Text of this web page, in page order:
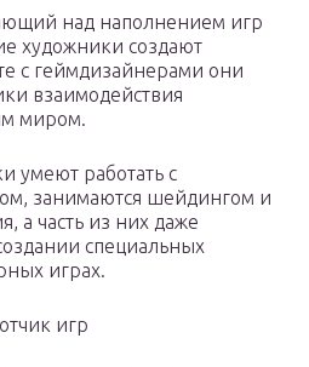
над наполнением игр
художники создают
с геймдизайнерами они
взаимодействия
миром.
умеют работать с
занимаются шейдингом и
а часть из них даже
специальных
играх.
игр